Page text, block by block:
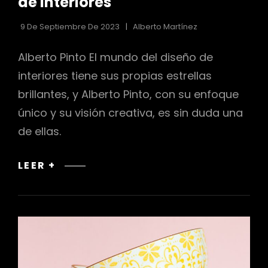
9 De Septiembre De 2023 Alberto Martínez
Alberto Pinto El mundo del diseño de
interiores tiene sus propias estrellas
brillantes, y Alberto Pinto, con su enfoque
único y su visión creativa, es sin duda una
de ellas.
LEER +
ALBERTO
LUJO